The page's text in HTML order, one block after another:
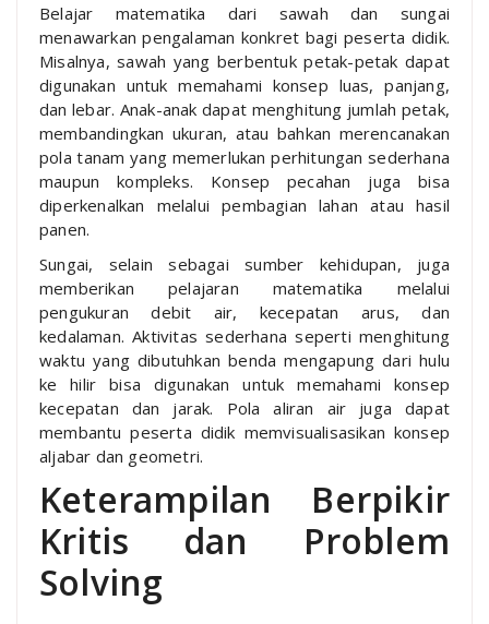
Belajar matematika dari sawah dan sungai
menawarkan pengalaman konkret bagi peserta didik.
Misalnya, sawah yang berbentuk petak-petak dapat
digunakan untuk memahami konsep luas, panjang,
dan lebar. Anak-anak dapat menghitung jumlah petak,
membandingkan ukuran, atau bahkan merencanakan
pola tanam yang memerlukan perhitungan sederhana
maupun kompleks. Konsep pecahan juga bisa
diperkenalkan melalui pembagian lahan atau hasil
panen.
Sungai, selain sebagai sumber kehidupan, juga
memberikan pelajaran matematika melalui
pengukuran debit air, kecepatan arus, dan
kedalaman. Aktivitas sederhana seperti menghitung
waktu yang dibutuhkan benda mengapung dari hulu
ke hilir bisa digunakan untuk memahami konsep
kecepatan dan jarak. Pola aliran air juga dapat
membantu peserta didik memvisualisasikan konsep
aljabar dan geometri.
Keterampilan Berpikir
Kritis dan Problem
Solving